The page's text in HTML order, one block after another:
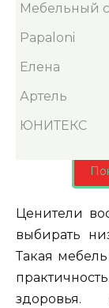
Мебельный
Papaloni
Елена
Артель
ЮНИТЕКС
Ценители
выбирать
Такая